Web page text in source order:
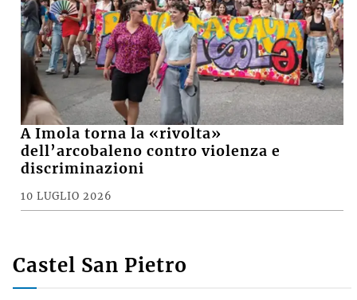
A Imola torna la «rivolta»
dell’arcobaleno contro violenza e
discriminazioni
10 LUGLIO 2026
Castel San Pietro